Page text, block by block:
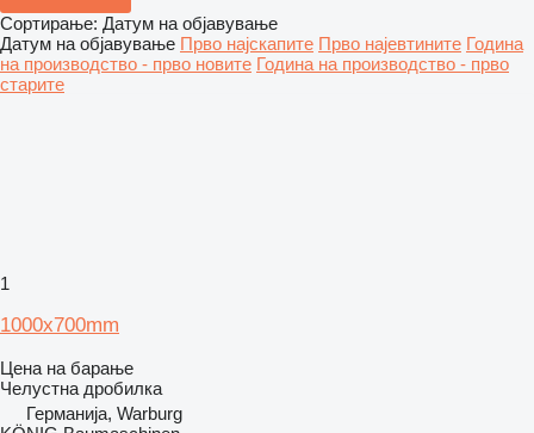
Сортирање: Датум на објавување
Датум на објавување Прво најскапите Прво најевтините Година
на производство - прво новите Година на производство - прво
старите
1
1000x700mm
Цена на барање
Челустна дробилка
Германија, Warburg